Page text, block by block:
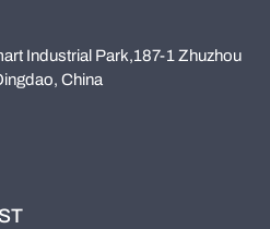
Industrial Park,187-1 Zhuzhou
China